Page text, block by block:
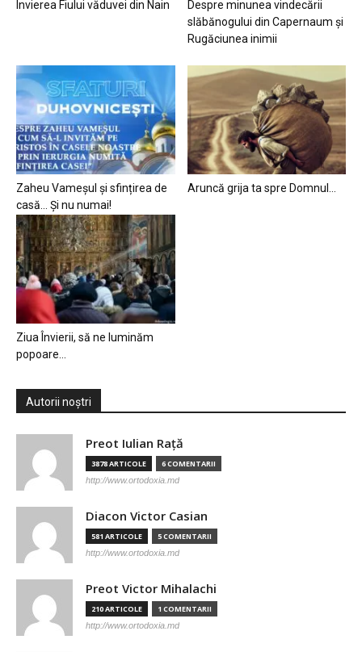
Învierea Fiului văduvei din Nain
Despre minunea vindecării
slăbănogului din Capernaum și
Rugăciunea inimii
Zaheu Vameșul și sfințirea de
casă… Și nu numai!
Aruncă grija ta spre Domnul…
Ziua Învierii, să ne luminăm
popoare…
Autorii noștri
Preot Iulian Raţă
3878 ARTICOLE 6 COMENTARII
http://www.ortodoxia.md
Diacon Victor Casian
581 ARTICOLE 5 COMENTARII
http://www.ortodoxia.md
Preot Victor Mihalachi
210 ARTICOLE 1 COMENTARII
http://www.ortodoxia.md